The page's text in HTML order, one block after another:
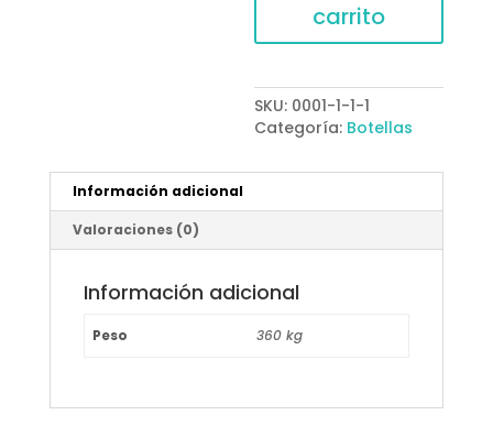
carrito
SKU: 0001-1-1-1
Categoría: Botellas
Información adicional
Valoraciones (0)
Información adicional
Peso 360 kg